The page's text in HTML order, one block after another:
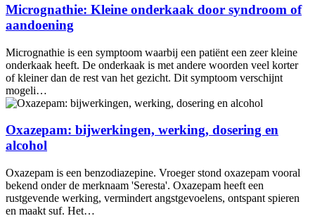
Micrognathie: Kleine onderkaak door syndroom of
aandoening
Micrognathie is een symptoom waarbij een patiënt een zeer kleine
onderkaak heeft. De onderkaak is met andere woorden veel korter
of kleiner dan de rest van het gezicht. Dit symptoom verschijnt
mogeli…
Oxazepam: bijwerkingen, werking, dosering en
alcohol
Oxazepam is een benzodiazepine. Vroeger stond oxazepam vooral
bekend onder de merknaam 'Seresta'. Oxazepam heeft een
rustgevende werking, vermindert angstgevoelens, ontspant spieren
en maakt suf. Het…